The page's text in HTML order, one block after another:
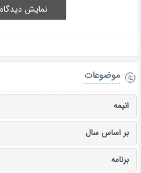
نمایش
موضوعات
انیمه
بر اساس سال
برنامه